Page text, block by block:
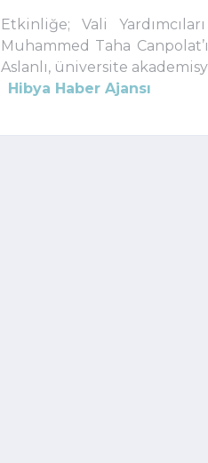
Etkinliğe; Vali
Muhammed Taha
Aslanlı, üniversite
Hibya Haber Ajansı